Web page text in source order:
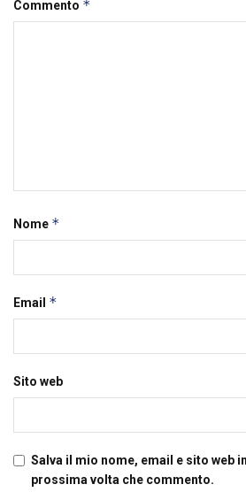
Commento *
Nome *
Email *
Sito web
Salva il mio nome, email e sito web
prossima volta che commento.